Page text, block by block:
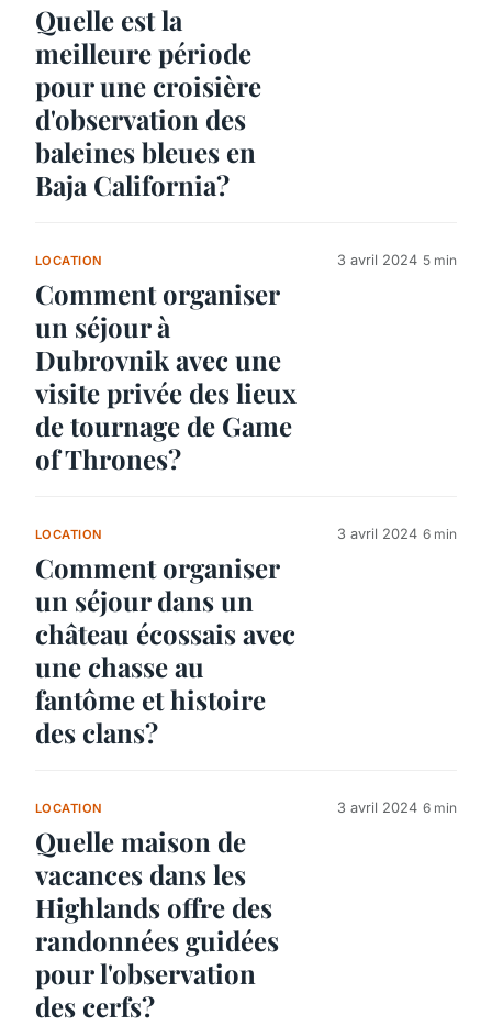
Quelle est la
meilleure période
pour une croisière
d'observation des
baleines bleues en
Baja California?
LOCATION
Comment organiser
un séjour à
Dubrovnik avec une
visite privée des lieux
de tournage de Game
of Thrones?
3 avril 2024 5 min
LOCATION
Comment organiser
un séjour dans un
château écossais avec
une chasse au
fantôme et histoire
des clans?
3 avril 2024 6 min
LOCATION
Quelle maison de
vacances dans les
Highlands offre des
randonnées guidées
pour l'observation
des cerfs?
3 avril 2024 6 min